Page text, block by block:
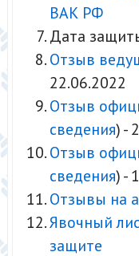
ВАК РФ
Дата
Отзыв
22.06.2022
Отзыв
сведения) -
Отзыв
сведения) -
Отзывы на
Явочный
защите